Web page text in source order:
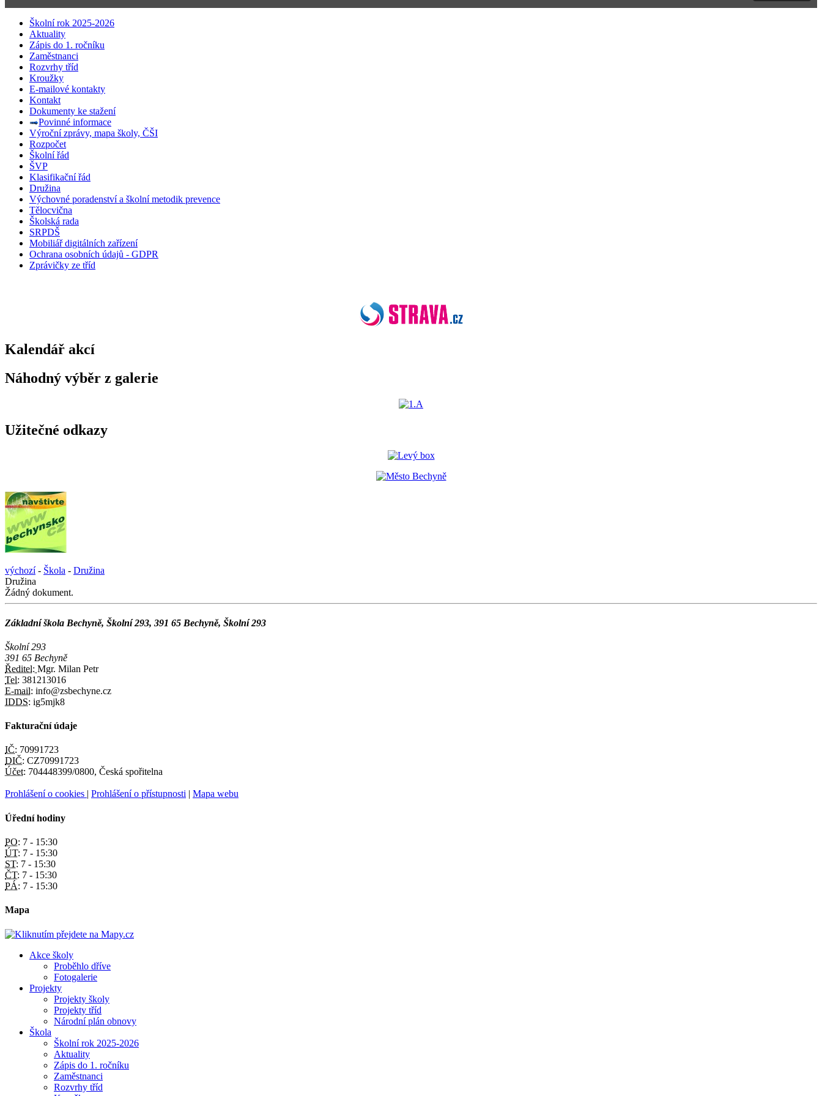
Školní rok 2025-2026
Aktuality
Zápis do 1. ročníku
Zaměstnanci
Rozvrhy tříd
Kroužky
E-mailové kontakty
Kontakt
Dokumenty ke stažení
Povinné informace
Výroční zprávy, mapa školy, ČŠI
Rozpočet
Školní řád
ŠVP
Klasifikační řád
Družina
Výchovné poradenství a školní metodik prevence
Tělocvična
Školská rada
SRPDŠ
Mobiliář digitálních zařízení
Ochrana osobních údajů - GDPR
Zprávičky ze tříd
Kalendář akcí
Náhodný výběr z galerie
Užitečné odkazy
výchozí- Škola - Družina
Družina
Žádný dokument.
Základní škola Bechyně, Školní 293, 391 65 Bechyně, Školní 293
Školní 293
391 65 Bechyně
Ředitel: Mgr. Milan Petr
Tel: 381213016
E-mail: info@zsbechyne.cz
IDDS: ig5mjk8
Fakturační údaje
IČ: 70991723
DIČ: CZ70991723
Účet: 704448399/0800, Česká spořitelna
Prohlášení o cookies Prohlášení o přístupnosti Mapa webu
Úřední hodiny
PO: 7 - 15:30
ÚT: 7 - 15:30
ST: 7 - 15:30
ČT: 7 - 15:30
PÁ: 7 - 15:30
Mapa
Akce školy
Proběhlo dříve
Fotogalerie
Projekty
Projekty školy
Projekty tříd
Národní plán obnovy
Škola
Školní rok 2025-2026
Aktuality
Zápis do 1. ročníku
Zaměstnanci
Rozvrhy tříd